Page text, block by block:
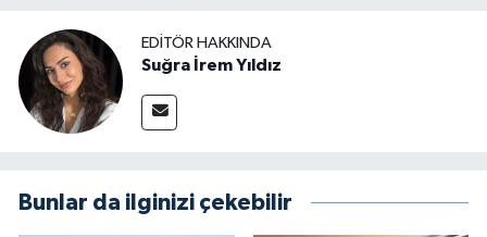
EDITÖR HAKKINDA
Suğra İrem Yıldız
Bunlar da ilginizi çekebilir